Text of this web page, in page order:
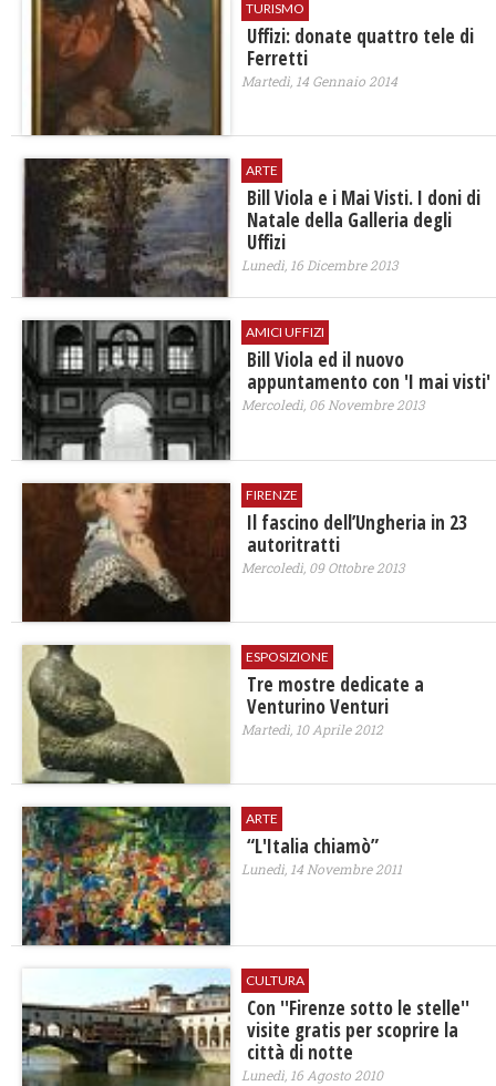
TURISMO
Uffizi: donate quattro tele di
Ferretti
Martedì, 14 Gennaio 2014
ARTE
Bill Viola e i Mai Visti. I doni di
Natale della Galleria degli
Uffizi
Lunedì, 16 Dicembre 2013
AMICI UFFIZI
Bill Viola ed il nuovo
appuntamento con 'I mai visti'
Mercoledì, 06 Novembre 2013
FIRENZE
Il fascino dell’Ungheria in 23
autoritratti
Mercoledì, 09 Ottobre 2013
ESPOSIZIONE
Tre mostre dedicate a
Venturino Venturi
Martedì, 10 Aprile 2012
ARTE
“L'Italia chiamò”
Lunedì, 14 Novembre 2011
CULTURA
Con ''Firenze sotto le stelle''
visite gratis per scoprire la
città di notte
Lunedì, 16 Agosto 2010